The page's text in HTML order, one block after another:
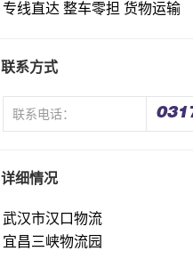
专线直达 整车零担 货物运输
联系方式
联系电话：
详细情况
武汉市汉口物流
宜昌三峡物流园